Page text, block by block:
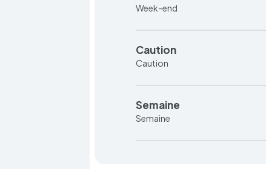
Week-end
Caution
Caution
Semaine
Semaine